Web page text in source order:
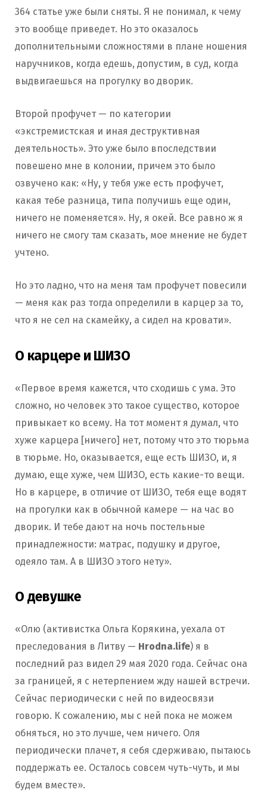
364 статье уже были сняты. Я не понимал, к чему
это вообще приведет. Но это оказалось
дополнительными сложностями в плане ношения
наручников, когда едешь, допустим, в суд, когда
выдвигаешься на прогулку во дворик.
Второй профучет — по категории
«экстремистская и иная деструктивная
деятельность». Это уже было впоследствии
повешено мне в колонии, причем это было
озвучено как: «Ну, у тебя уже есть профучет,
какая тебе разница, типа получишь еще один,
ничего не поменяется». Ну, я окей. Все равно ж я
ничего не смогу там сказать, мое мнение не будет
учтено.
Но это ладно, что на меня там профучет повесили
— меня как раз тогда определили в карцер за то,
что я не сел на скамейку, а сидел на кровати».
О карцере и ШИЗО
«Первое время кажется, что сходишь с ума. Это
сложно, но человек это такое существо, которое
привыкает ко всему. На тот момент я думал, что
хуже карцера [ничего] нет, потому что это тюрьма
в тюрьме. Но, оказывается, еще есть ШИЗО, и, я
думаю, еще хуже, чем ШИЗО, есть какие-то вещи.
Но в карцере, в отличие от ШИЗО, тебя еще водят
на прогулки как в обычной камере — на час во
дворик. И тебе дают на ночь постельные
принадлежности: матрас, подушку и другое,
одеяло там. А в ШИЗО этого нету».
О девушке
«Олю (активистка Ольга Корякина, уехала от
преследования в Литву — Hrodna.life) я в
последний раз видел 29 мая 2020 года. Сейчас она
за границей, я с нетерпением жду нашей встречи.
Сейчас периодически с ней по видеосвязи
говорю. К сожалению, мы с ней пока не можем
обняться, но это лучше, чем ничего. Оля
периодически плачет, я себя сдерживаю, пытаюсь
поддержать ее. Осталось совсем чуть-чуть, и мы
будем вместе».